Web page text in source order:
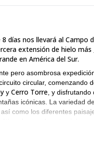
días nos llevará al Campo
extensión de hielo más
en América del Sur.
pero asombrosa
circular, comenzando
y Cerro Torre , y
icónicas. La variedad
como los diferentes